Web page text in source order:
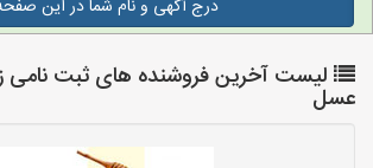
درج آگهی و نام شما در این
لیست آخرین فروشنده های ثبت نامی
عسل